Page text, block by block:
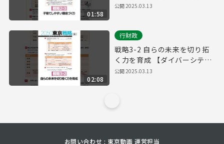
01:58
公開2025.03.13
02:08
行財政
戦略3-2 自らの未来を切り拓
く力を育成 【ダイバーシテ
ィ】
公開2025.03.13
お問い合わせ : 東京動画 運営担当